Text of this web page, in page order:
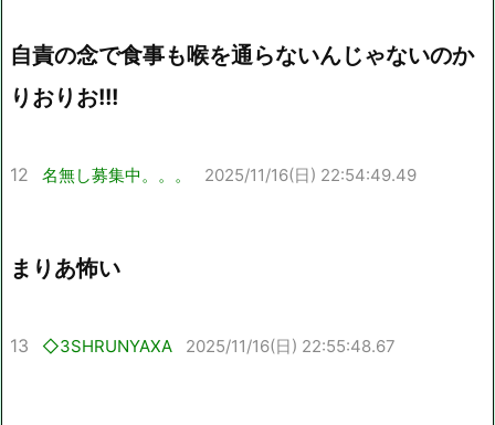
自責の念で食事も喉を通らないんじゃないのか
りおりお!!!
12 名無し募集中。。。 2025/11/16(日) 22:54:49.49
まりあ怖い
13 ◇3SHRUNYAXA 2025/11/16(日) 22:55:48.67